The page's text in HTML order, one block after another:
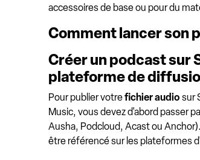
accessoires de base ou pour du
Comment lancer son
Créer un podcast sur
plateforme de
Pour publier votrefichier audio sur
Music, vous devez d'abord passer
Ausha, Podcloud, Acast ou
être référencé sur les plateformes